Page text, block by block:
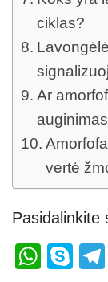
ciklas?
Ar
vertė
Pasidalinkite
W
S